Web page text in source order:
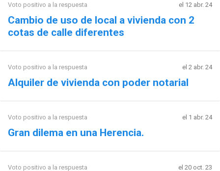
Voto positivo a la respuesta el 12 abr. 24
Cambio de uso de local a vivienda con 2
cotas de calle diferentes
Voto positivo a la respuesta el 2 abr. 24
Alquiler de vivienda con poder notarial
Voto positivo a la respuesta el 1 abr. 24
Gran dilema en una Herencia.
Voto positivo a la respuesta el 20 oct. 23